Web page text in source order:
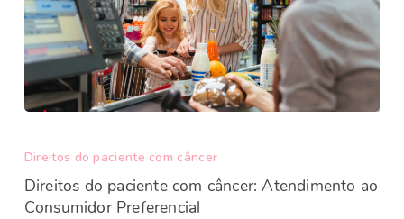
Direitos do paciente com câncer
Direitos do paciente com câncer: Atendimento ao
Consumidor Preferencial